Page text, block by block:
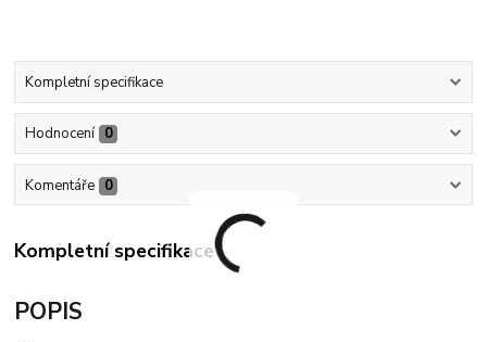
Kompletní specifikace
Hodnocení 0
Komentáře 0
Kompletní specifikace
POPIS